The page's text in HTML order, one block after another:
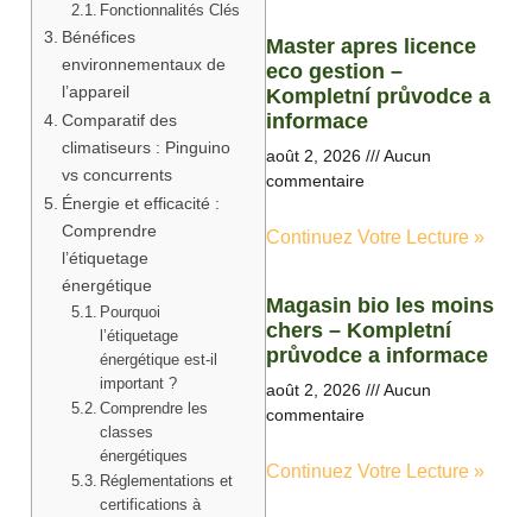
Fonctionnalités Clés
Bénéfices
environnementaux de
l’appareil
Comparatif des
climatiseurs : Pinguino
vs concurrents
Énergie et efficacité :
Comprendre
l’étiquetage
énergétique
Pourquoi
l’étiquetage
énergétique est-il
important ?
Comprendre les
classes
énergétiques
Réglementations et
certifications à
Master apres licence
eco gestion –
Kompletní průvodce a
informace
août 2, 2026
Aucun
commentaire
Continuez Votre Lecture »
Magasin bio les moins
chers – Kompletní
průvodce a informace
août 2, 2026
Aucun
commentaire
Continuez Votre Lecture »